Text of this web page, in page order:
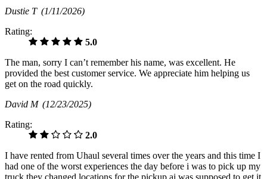
Dustie T (1/11/2026)
Rating:
5.0
The man, sorry I can’t remember his name, was excellent. He
provided the best customer service. We appreciate him helping us
get on the road quickly.
David M (12/23/2025)
Rating:
2.0
I have rented from Uhaul several times over the years and this time I
had one of the worst experiences the day before i was to pick up my
truck they changed locations for the pickup ai was supposed to get it